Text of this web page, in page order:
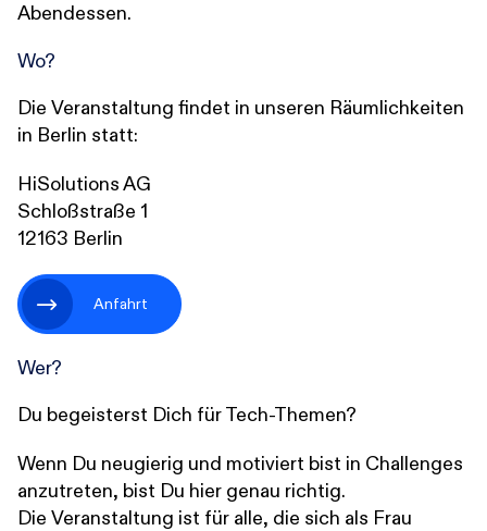
Abendessen.
Wo?
Die Veranstaltung findet in unseren Räumlichkeiten
in Berlin statt:
HiSolutions AG
Schloßstraße 1
12163 Berlin
Anfahrt
Wer?
Du begeisterst Dich für Tech-Themen?
Wenn Du neugierig und motiviert bist in Challenges
anzutreten, bist Du hier genau richtig.
Die Veranstaltung ist für alle, die sich als Frau